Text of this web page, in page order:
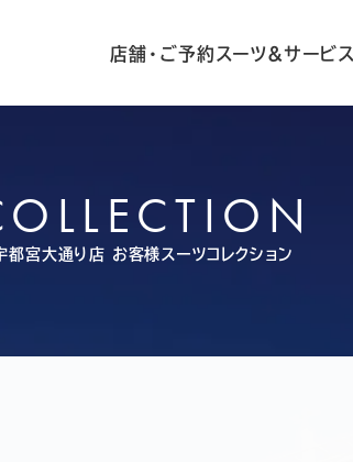
店舗・ご予約 スーツ&サービス
都宮大通り店 お客様スーツコレクション